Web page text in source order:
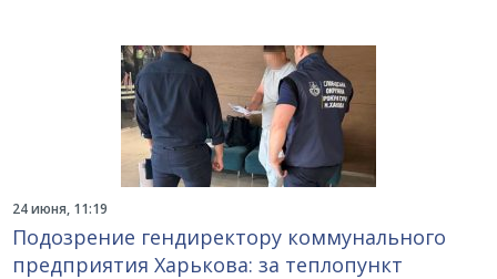
24 июня, 11:19
Подозрение гендиректору коммунального
предприятия Харькова: за теплопункт